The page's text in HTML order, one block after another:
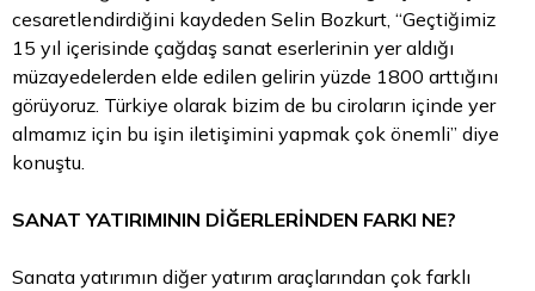
cesaretlendirdiğini kaydeden Selin Bozkurt, “Geçtiğimiz
15 yıl içerisinde çağdaş sanat eserlerinin yer aldığı
müzayedelerden elde edilen gelirin yüzde 1800 arttığını
görüyoruz. Türkiye olarak bizim de bu ciroların içinde yer
almamız için bu işin iletişimini yapmak çok önemli” diye
konuştu.
SANAT YATIRIMININ DİĞERLERİNDEN FARKI NE?
Sanata yatırımın diğer yatırım araçlarından çok farklı